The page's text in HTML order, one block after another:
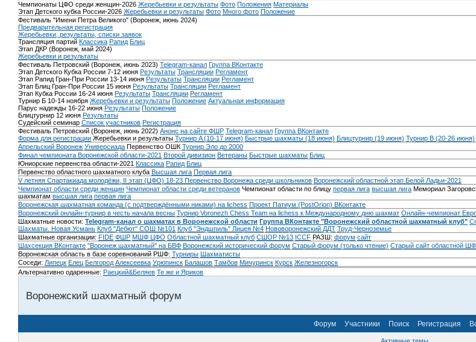
Чемпионаты ЦФО среди женщин-2026 Жеребьевки и результаты Фото Положения Материалы
Этап Детского кубка России-2026 Жеребьевки и результаты Фото Много фото Положение
Фестиваль "Имени Петра Великого" (Воронеж, июнь 2024)
Предварительная регистрация
Жеребьевки, результаты, списки заявок
Трансляция партий Классика Рапид Блиц
Этап ДКР (Воронеж, май 2024)
Жеребьевки и результаты
Фестиваль Петровский (Воронеж, июнь 2023) Telegram-канал Группа ВКонтакте
Этап Детского Кубка России 7-12 июня Результаты Трансляции Регламент
Этап Рапид Гран-При России 13-14 июня Результаты Трансляции Регламент
Этап Блиц Гран-При России 15 июня Результаты Трансляции Регламент
Этап Кубка России 16-24 июня Результаты Трансляции Регламент
Турнир Б 10-14 ноября Жеребьевки и результаты Положение Актуальная информация
Парус надежды 16-22 июня Результаты Положение
Блицтурнир 12 июня Результаты
Судейский семинар Список участников Регистрация
Фестиваль Петровский (Воронеж, июнь 2022) Анонс на сайте ФШР Telegram-канал Группа ВКонтакте
Форма для регистрации Жеребьевки и результаты Турнир A (10-17 июня) Быстрые шахматы (18 июня) Блицтурнир (19 июня) Турнир B (20-26 июня)
Апрельский Воронеж Универсиада Первенство ОШК Турнир Эло до 2000
Финал чемпионата Воронежской области-2021 Второй дивизион Ветераны Быстрые шахматы Блиц
Юниорские первенства области-2021 Классика Рапид Блиц
Первенство областного шахматного клуба Высшая лига Первая лига
V летняя Спартакиада молодёжи, II этап (ЦФО) 18-23 Первенство Воронежа среди школьников Воронежский областной этап Белой Ладьи-2021
Чемпионат области среди женщин Чемпионат области среди ветеранов Чемпионат области по блицу первая лига высшая лига Мемориал
шахматам высшая лига первая лига
Воронежская шахматная команда (с подтверждёнными никами) на lichess Проект Патиум (PostOrion) ВКонтакте
Воронежский онлайн-турнир в честь начала весны Турнир Voronezh Chess Team на lichess к Международному дню шахмат Онлайн-чемпионат
Шахматные новости: Telegram-канал о шахматах в Воронежской области Группа ВКонтакте "Воронежский областной шахматный клуб"
Шахматы. Новая Усмань Клуб "Дебют" СОШ №101 Клуб "Эндшпиль" Лицея №4 Нововоронежский ДДТ Труд-Черноземье
Шахматные организации: FIDE ФШР МШФ ЦФО Областной шахматный клуб СШОР №13 ICCF РАЗШ: форум сайт
Шахсекция ВКонтакте "Воронеж шахматный" на БВФ Воронежский исторический форум Cтарый форум (только чтение) Старый сайт областной ШФ
Воронежская область в базе соревнований РШФ: Турниры Шахматисты
Соседи: Липецк Елец Белгород Алексеевка Урюпинск Балашов Тамбов Мичуринск Курск Железногорск
Альтернативно одаренные: Раецкий&Беляев Те же и Яриков
Воронежский шахматный форум
Форум Участники Поиск Регистрация